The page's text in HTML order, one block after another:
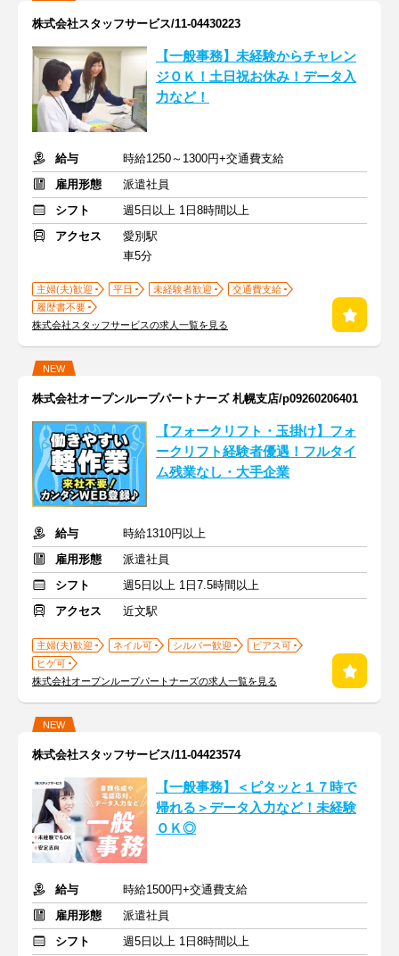
株式会社スタッフサービス/11-04430223
【一般事務】未経験からチャレン
ジＯＫ！土日祝お休み！データ入
力など！
給与
時給1250～1300円+交通費支給
雇用形態
派遣社員
シフト
週5日以上 1日8時間以上
アクセス
愛別駅
車5分
主婦(夫)歓迎 平日 未経験者歓迎
交通費支給
履歴書不要
株式会社スタッフサービスの求人一覧を見る
NEW
株式会社オープンループパートナーズ 札幌支店/p09260206401
【フォークリフト・玉掛け】フォ
ークリフト経験者優遇！フルタイ
ム残業なし・大手企業
給与
時給1310円以上
雇用形態
派遣社員
シフト
週5日以上 1日7.5時間以上
アクセス
近文駅
主婦(夫)歓迎 ネイル可 シルバー歓迎
ピアス可
ヒゲ可
株式会社オープンループパートナーズの求人一覧を見る
NEW
株式会社スタッフサービス/11-04423574
【一般事務】＜ピタッと１７時で
帰れる＞データ入力など！未経験
ＯＫ◎
給与
時給1500円+交通費支給
雇用形態
派遣社員
シフト
週5日以上 1日8時間以上